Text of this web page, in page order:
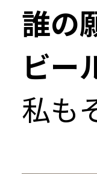
誰の
ビー
私も